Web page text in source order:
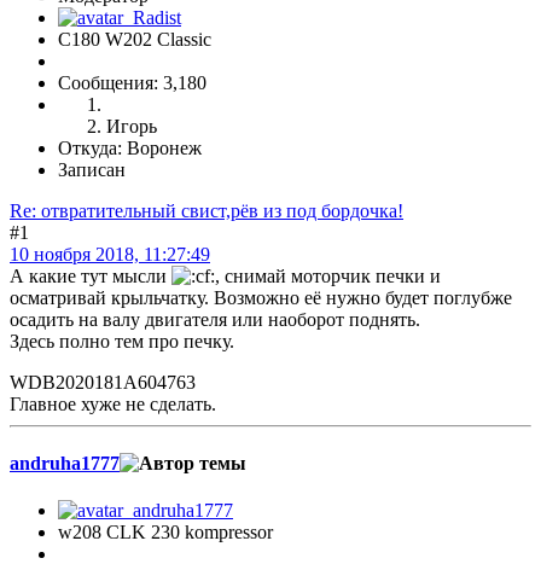
C180 W202 Classic
Сообщения: 3,180
Игорь
Откуда: Воронеж
Записан
Re: отвратительный свист,рёв из под бордочка!
#1
10 ноября 2018, 11:27:49
А какие тут мысли
, снимай моторчик печки и
осматривай крыльчатку. Возможно её нужно будет поглубже
осадить на валу двигателя или наоборот поднять.
Здесь полно тем про печку.
WDB2020181A604763
Главное хуже не сделать.
andruha1777
w208 CLK 230 kompressor